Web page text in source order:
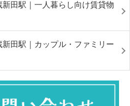
田駅｜一人暮らし向け賃貸物
田駅｜カップル・ファミリー